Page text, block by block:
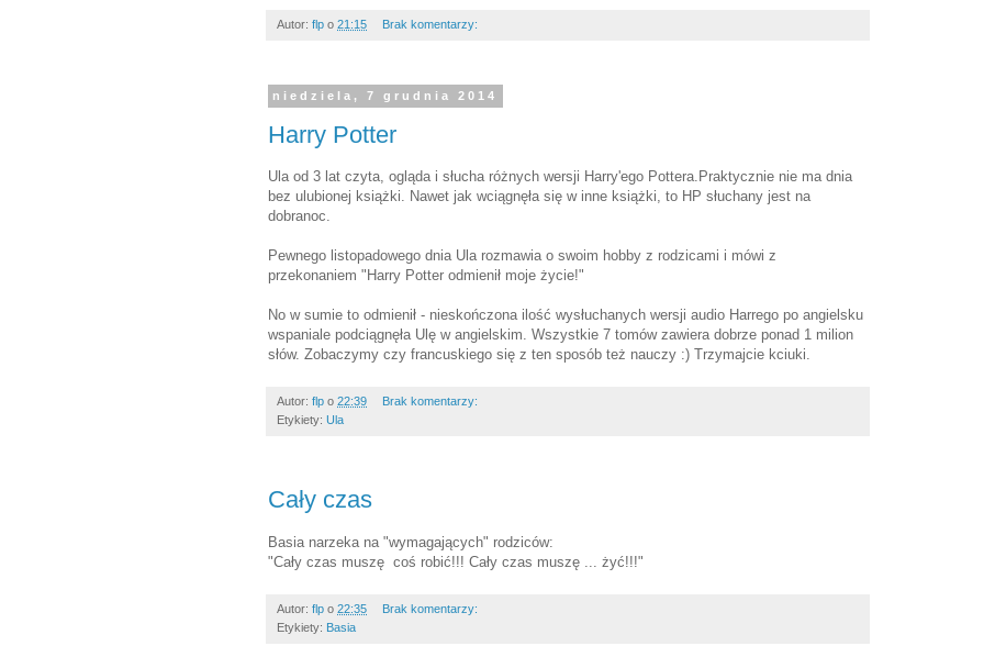
Autor: flp o 21:15 Brak komentarzy:
niedziela, 7 grudnia 2014
Harry Potter
Ula od 3 lat czyta, ogląda i słucha różnych wersji Harry'ego Pottera.Praktycznie nie ma dnia
bez ulubionej książki. Nawet jak wciągnęła się w inne książki, to HP słuchany jest na
dobranoc.
Pewnego listopadowego dnia Ula rozmawia o swoim hobby z rodzicami i mówi z
przekonaniem "Harry Potter odmienił moje życie!"
No w sumie to odmienił - nieskończona ilość wysłuchanych wersji audio Harrego po angielsku
wspaniale podciągnęła Ulę w angielskim. Wszystkie 7 tomów zawiera dobrze ponad 1 milion
słów. Zobaczymy czy francuskiego się z ten sposób też nauczy :) Trzymajcie kciuki.
Autor: flp o 22:39
Brak komentarzy:
Etykiety: Ula
Cały czas
Basia narzeka na "wymagających" rodziców:
"Cały czas muszę coś robić!!! Cały czas muszę ... żyć!!!"
Autor: flp o 22:35
Brak komentarzy:
Etykiety: Basia